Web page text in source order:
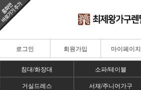
로그인 회원가입 마이페이지
침대/화장대 소파/테이블
거실드레스
서재/주니어가구